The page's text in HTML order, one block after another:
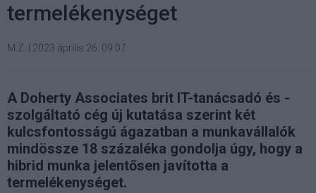
termelékenységet
M.Z. 2023 április 26. 09:07
A Doherty Associates brit IT-tanácsadó és -
szolgáltató cég új kutatása szerint két
kulcsfontosságú ágazatban a munkavállalók
mindössze 18 százaléka gondolja úgy, hogy a
hibrid munka jelentősen javította a
termelékenységet.